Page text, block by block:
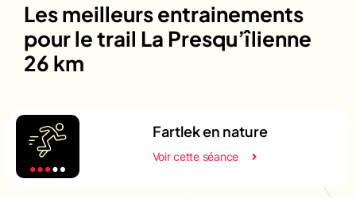
Les meilleurs entrainements
pour le trail La Presqu’îlienne
26 km
Fartlek en nature
Voir cette séance